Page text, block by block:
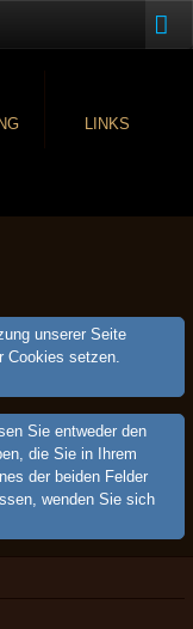
LINKS
unserer Seite
Cookies setzen.
Sie entweder den
die Sie in Ihrem
der beiden Felder
wenden Sie sich